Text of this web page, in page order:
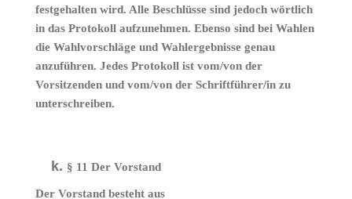
festgehalten wird. Alle Beschlüsse sind jedoch wörtlich
in das Protokoll aufzunehmen. Ebenso sind bei Wahlen
die Wahlvorschläge und Wahlergebnisse genau
anzuführen. Jedes Protokoll ist vom/von der
Vorsitzenden und vom/von der Schriftführer/in zu
unterschreiben.
§ 11 Der Vorstand
Der Vorstand besteht aus